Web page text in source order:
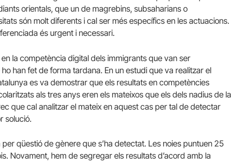
orientals, que un de magrebins, subsaharians o
són molt diferents i cal ser més específics en les actuacions.
és urgent i necessari.
la competència digital dels immigrants que van ser
han fet de forma tardana. En un estudi que va realitzar el
es va demostrar que els resultats en competències
als tres anys eren els mateixos que els dels nadius de la
que cal analitzar el mateix en aquest cas per tal de detectar
solució.
qüestió de gènere que s’ha detectat. Les noies puntuen 25
Novament, hem de segregar els resultats d’acord amb la